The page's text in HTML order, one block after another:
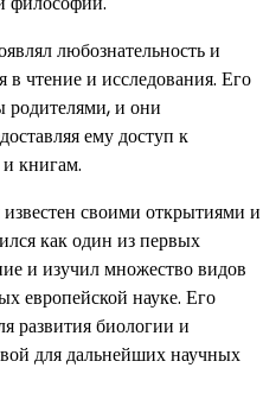
любознательность и
чтение и исследования. Его
родителями, и они
ему доступ к
книгам.
своими открытиями и
как один из первых
и изучил множество видов
европейской науке. Его
развития биологии и
для дальнейших научных